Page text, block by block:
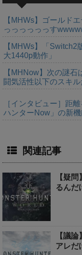
【MHWs】ゴールド
っっっっっっす
【MHWs】「
大1440p動作」
【MHNow】次の謎
闘気活性以下のスキル
［インタビュー］距
ハンターNow」の新
関連記事
【疑
るんだ
【議
アレだ